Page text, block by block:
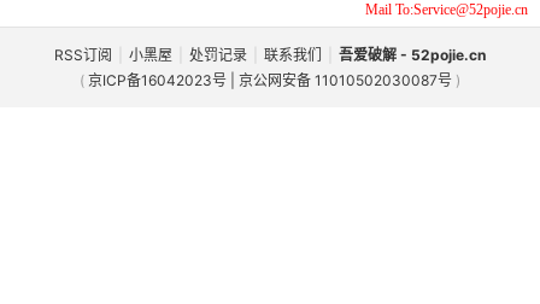
Mail To:Service@52pojie.cn
RSS订阅 小黑屋 处罚记录 联系我们
吾爱破解 - 52pojie.cn
( 京ICP备16042023号 | 京公网安备 11010502030087号 )